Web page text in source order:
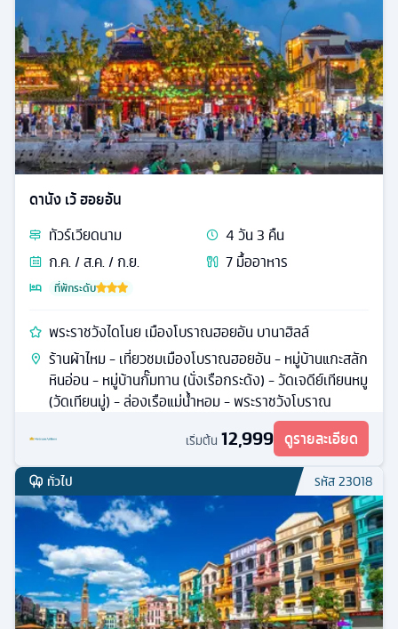
ดานัง เว้ ฮอยอัน
ทัวร์เวียดนาม 4วัน3 คืน
ก.ค. / ส.ค. / ก.ย.
7มื้ออาหาร
ที่พักระดับ
พระราชวังไดโนย เมืองโบราณฮอยอัน บานาฮิลล์
ร้านผ้าไหม - เที่ยวชมเมืองโบราณฮอยอัน - หมู่บ้านแกะสลัก
หินอ่อน - หมู่บ้านกั๊มทาน (นั่งเรือกระด้ง) - วัดเจดีย์เทียนหมู
(วัดเทียนมู่) - ล่องเรือแม่น้ำหอม - พระราชวังโบราณ
เริ่มต้น 12,999 ดูรายละเอียด
ทั่วไป รหัส23018